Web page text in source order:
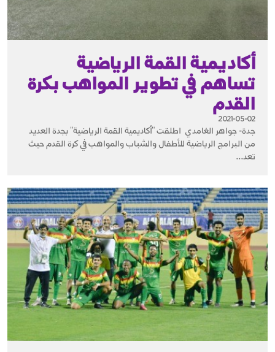
أكاديمية القمة الرياضية
تساهم في تطوير المواهب بكرة
القدم
2021-05-02
جدة- جواهر الغامدي اطلقت "أكاديمية القمة الرياضية" بجدة العديد
من البرامج الرياضية للأطفال والشباب والمواهب في كرة القدم حيث
تعد...